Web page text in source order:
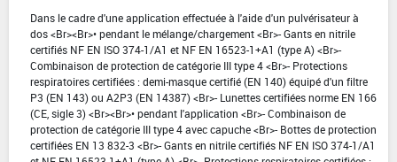
Dans le cadre d'une application effectuée à l'aide d'un pulvérisateur à
dos <Br><Br>• pendant le mélange/chargement <Br>- Gants en nitrile
certifiés NF EN ISO 374-1/A1 et NF EN 16523-1+A1 (type A) <Br>-
Combinaison de protection de catégorie III type 4 <Br>- Protections
respiratoires certifiées : demi-masque certifié (EN 140) équipé d'un filtre
P3 (EN 143) ou A2P3 (EN 14387) <Br>- Lunettes certifiées norme EN 166
(CE, sigle 3) <Br><Br>• pendant l'application <Br>- Combinaison de
protection de catégorie III type 4 avec capuche <Br>- Bottes de protection
certifiées EN 13 832-3 <Br>- Gants en nitrile certifiés NF EN ISO 374-1/A1